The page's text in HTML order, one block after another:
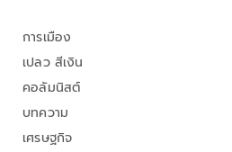
การเมือง
เปลว สีเงิน
คอลัมนิสต์
บทความ
เศรษฐกิจ